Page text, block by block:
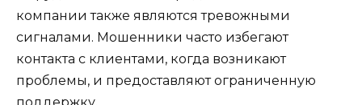
компании также являются тревожными
сигналами. Мошенники часто избегают
контакта с клиентами, когда возникают
проблемы, и предоставляют ограниченную
поддержку.